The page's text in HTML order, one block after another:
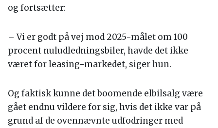
og fortsætter:
– Vi er godt på vej mod 2025-målet om 100
procent nuludledningsbiler, havde det ikke
været for leasing-markedet, siger hun.
Og faktisk kunne det boomende elbilsalg være
gået endnu vildere for sig, hvis det ikke var på
grund af de ovennævnte udfodringer med